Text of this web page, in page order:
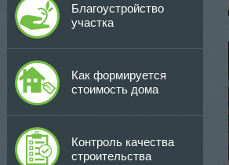
Благоустройство
участка
Как формируется
стоимость дома
Контроль качества
строительства